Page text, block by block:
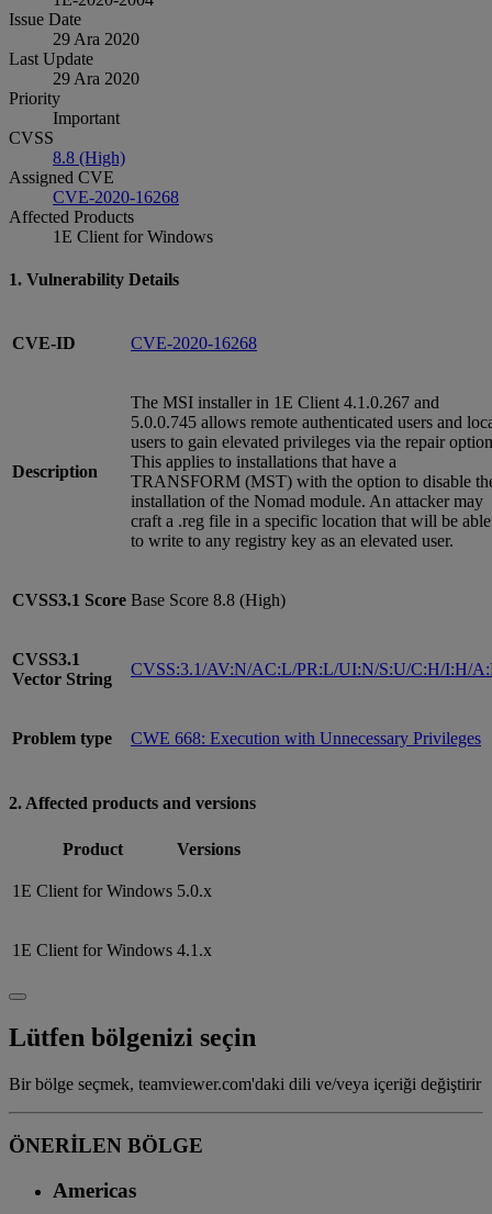
Issue Date
29 Ara 2020
Last Update
29 Ara 2020
Priority
Important
CVSS
8.8 (High)
Assigned CVE
CVE-2020-16268
Affected Products
1E Client for Windows
1. Vulnerability Details
CVE-ID CVE-2020-16268
Description
The MSI installer in 1E Client 4.1.0.267 and
5.0.0.745 allows remote authenticated users and
users to gain elevated privileges via the repair
This applies to installations that have a
TRANSFORM (MST) with the option to disable
installation of the Nomad module. An attacker may
craft a .reg file in a specific location that will be able
to write to any registry key as an elevated user.
CVSS3.1 Score Base Score 8.8 (High)
CVSS3.1
Vector String
CVSS:3.1/AV:N/AC:L/PR:L/UI:N/S:U/C:H/I:H/
Problem type CWE 668: Execution with Unnecessary Privileges
2. Affected products and versions
Product Versions
1E Client for Windows 5.0.x
1E Client for Windows 4.1.x
Lütfen bölgenizi seçin
Bir bölge seçmek, teamviewer.com'daki dili ve/veya içeriği değiştirir
ÖNERİLEN BÖLGE
Americas